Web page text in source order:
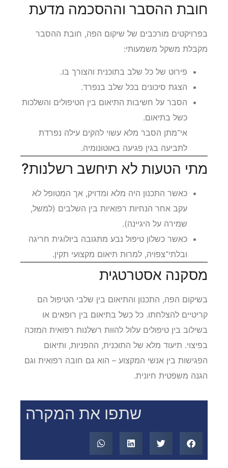
חובת ההסבר וההסכמה מדעת
בפרויקטים מורכבים של שיקום הפה, חובת ההסבר
מקבלת משקל משמעותי:
פירוט של כל שלב בתוכנית והצורך בו.
הצגת סיכונים בכל שלב בנפרד.
הסבר על חשיבות התיאום בין הטיפולים והשלכות
כשל בתיאום.
אי־מתן הסבר מלא עשוי להקים עילה נפרדת
לתביעה בגין פגיעה באוטונומיה.
מתי הטעות לא תיחשב רשלנות?
כאשר התכנון היה מלא ומדויק, אך המטופל לא
עקב אחר הנחיות רפואיות בין השלבים (למשל,
שמירה על היגיינה).
כאשר כשלון טיפול נבע מתגובה ביולוגית חריגה
ובלתי־צפויה, למרות תיאום מקצועי תקין.
מסקנה אסטרטגית
בשיקום הפה, התכנון והתיאום בין שלבי הטיפול הם
קריטיים להצלחתו. כל כשל בתיאום בין רופאים או
בשילוב בין טיפולים עלול להוות רשלנות רפואית המזכה
בפיצוי. תיעוד מלא של התוכנית, ההפניות, ותיאום
הפגישות בין אנשי המקצוע – הוא גם חובה רפואית וגם
הגנה משפטית חיונית.
שתפו את המקרה